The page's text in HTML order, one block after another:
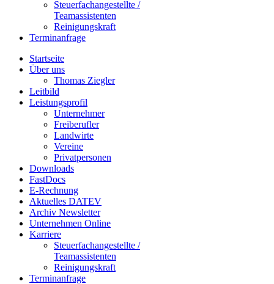
Steuerfachangestellte /
Teamassistenten
Reinigungskraft
Terminanfrage
Startseite
Über uns
Thomas Ziegler
Leitbild
Leistungsprofil
Unternehmer
Freiberufler
Landwirte
Vereine
Privatpersonen
Downloads
FastDocs
E-Rechnung
Aktuelles DATEV
Archiv Newsletter
Unternehmen Online
Karriere
Steuerfachangestellte /
Teamassistenten
Reinigungskraft
Terminanfrage